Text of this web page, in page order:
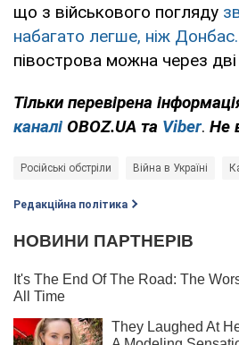
що з військового погляду
набагато легше, ніж Донбас.
півострова можна через
Тільки перевірена
каналі OBOZ.UA та Viber. Не
Російські обстріли Війна в Україні
Редакційна політика